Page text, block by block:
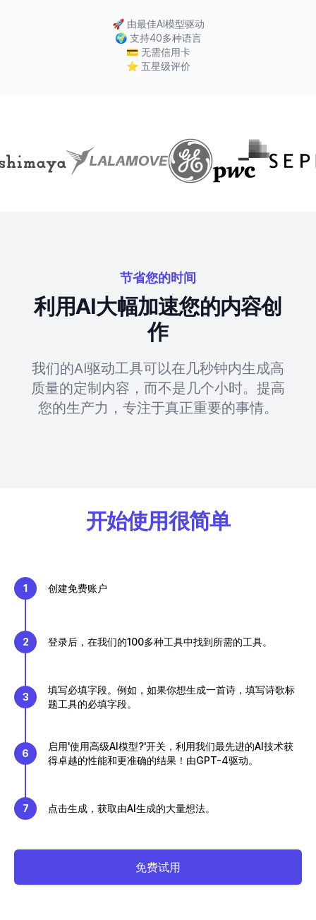
🚀 由最佳AI模型驱动
🌍 支持40多种语言
💳 无需信用卡
⭐ 五星级评价
节省您的时间
利用AI大幅加速您的内容创
作
我们的AI驱动工具可以在几秒钟内生成高
质量的定制内容，而不是几个小时。提高
您的生产力，专注于真正重要的事情。
开始使用很简单
1 创建免费账户
2 登录后，在我们的100多种工具中找到所需的工具。
3
填写必填字段。例如，如果你想生成一首诗，填写诗歌标
题工具的必填字段。
6
启用'使用高级AI模型?'开关，利用我们最先进的AI技术获
得卓越的性能和更准确的结果！由GPT-4驱动。
7 点击生成，获取由AI生成的大量想法。
免费试用